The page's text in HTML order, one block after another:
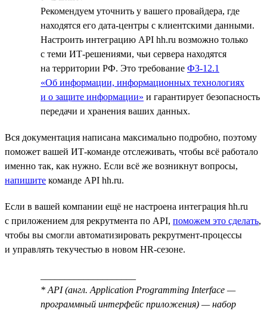
Рекомендуем уточнить у вашего провайдера, где
находятся его дата-центры с клиентскими данными.
Настроить интеграцию API hh.ru возможно только
с теми ИТ-решениями, чьи сервера находятся
на территории РФ. Это требование ФЗ-12.1
«Об информации, информационных технологиях
и о защите информации» и гарантирует безопасность
передачи и хранения ваших данных.
Вся документация написана максимально подробно, поэтому
поможет вашей ИТ-команде отслеживать, чтобы всё работало
именно так, как нужно. Если всё же возникнут вопросы,
напишите команде API hh.ru.
Если в вашей компании ещё не настроена интеграция hh.ru
с приложением для рекрутмента по API, поможем это сделать,
чтобы вы смогли автоматизировать рекрутмент-процессы
и управлять текучестью в новом HR-сезоне.
* API (англ. Application Programming Interface —
программный интерфейс приложения) — набор